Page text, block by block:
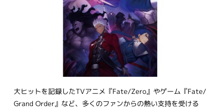
大ヒットを記録したTVアニメ『Fate/Zero』やゲーム『Fate/
Grand Order』など、多くのファンからの熱い支持を受ける